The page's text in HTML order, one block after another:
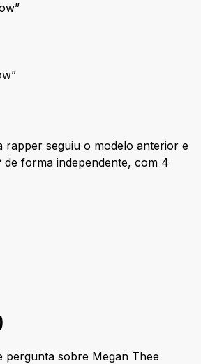
rapper seguiu o modelo anterior e
de forma independente, com 4
pergunta sobre Megan Thee